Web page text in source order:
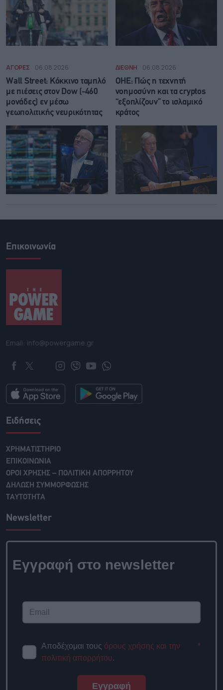
ΑΓΟΡΕΣ 06.08.2026
Wall Street: Κόκκινο ταμπλό
με πιέσεις στον Dow (-460
μονάδες) εν μέσω
γεωπολιτικής νευρικότητας
ΔΙΕΘΝΗ 06.08.2026
ΟΗΕ: Πώς η τεχνητή
νοημοσύνη και τα cryptos
“εξοπλίζουν” το ισλαμικό
κράτος
Επικοινωνία
Email: info@powergame.gr
Ειδήσεις
ΧΡΗΜΑΤΙΣΤΗΡΙΟ
ΕΠΙΚΟΙΝΩΝΙΑ
ΟΡΟΙ ΧΡΗΣΗΣ – ΠΟΛΙΤΙΚΗ ΑΠΟΡΡΗΤΟΥ
ΔΗΛΩΣΗ ΣΥΜΜΟΡΦΩΣΗΣ
ΤΑΥΤΟΤΗΤΑ
Newsletter
Εγγραφή στο
Αποδέχομαι τους
και την πολιτική απορρήτου